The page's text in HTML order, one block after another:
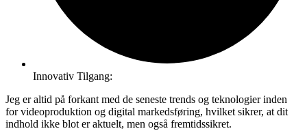
Innovativ Tilgang:
Jeg er altid på forkant med de seneste trends og teknologier inden
for videoproduktion og digital markedsføring, hvilket sikrer, at dit
indhold ikke blot er aktuelt, men også fremtidssikret.